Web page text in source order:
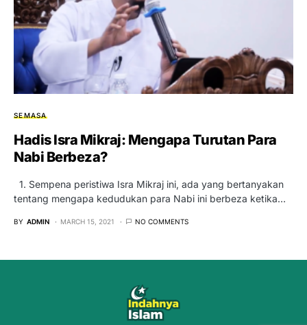
SEMASA
Hadis Isra Mikraj: Mengapa Turutan Para
Nabi Berbeza?
1. Sempena peristiwa Isra Mikraj ini, ada yang bertanyakan
tentang mengapa kedudukan para Nabi ini berbeza ketika…
BY ADMIN MARCH 15, 2021 NO COMMENTS